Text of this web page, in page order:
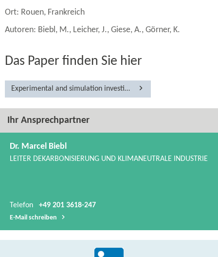
Ort: Rouen, Frankreich
Autoren: Biebl, M., Leicher, J., Giese, A., Görner, K.
Das Paper finden Sie hier
Experimental and simulation investigations of the combustion of blends of ammonia with hydrogen and natural gas in industrial non-​premixed burners
Ihr Ansprechpartner
Dr. Marcel Biebl
LEITER DEKARBONISIERUNG UND KLIMANEUTRALE INDUSTRIE
Telefon +49 201 3618-247
E-​Mail schreiben